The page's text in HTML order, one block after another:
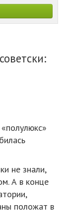
не знали,
А в конце
положат в